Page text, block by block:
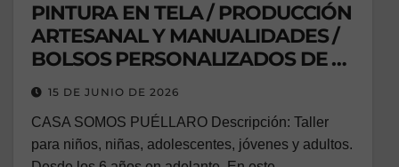
PINTURA EN TELA / PRODUCCIÓN
ARTESANAL Y MANUALIDADES /
BOLSOS PERSONALIZADOS DE 6
A 17 AÑOS
15 DE JUNIO DE 2026
CASA SOMOS PUÉLLARO Descripción: Taller
para niños, niñas, adolescentes, jóvenes y adultos.